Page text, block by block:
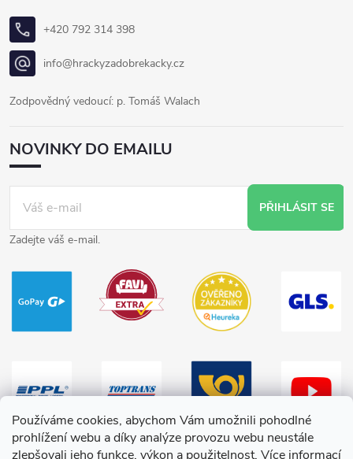
Používáme cookies, abychom Vám umožnili pohodlné
prohlížení webu a díky analýze provozu webu neustále
zlepšovali jeho funkce, výkon a použitelnost. Více informací
+420 792 314 398
info@hrackyzadobrekacky.cz
Zodpovědný vedoucí: p. Tomáš Walach
NOVINKY DO EMAILU
PŘIHLÁSIT SE
Zadejte váš e-mail.